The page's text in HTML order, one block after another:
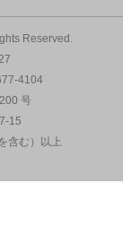
Reserved.
4104
号
15
含む）以上